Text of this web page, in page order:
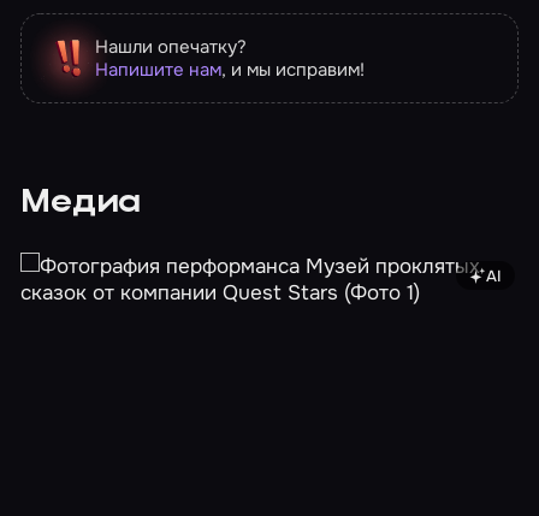
Нашли опечатку?
Напишите нам, и мы исправим!
Медиа
AI